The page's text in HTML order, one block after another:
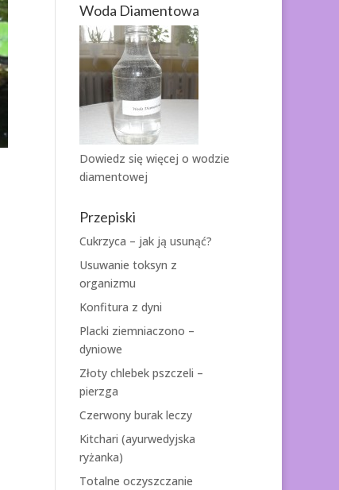
Woda Diamentowa
Dowiedz się więcej o wodzie
diamentowej
Przepiski
Cukrzyca – jak ją usunąć?
Usuwanie toksyn z
organizmu
Konfitura z dyni
Placki ziemniaczono –
dyniowe
Złoty chlebek pszczeli –
pierzga
Czerwony burak leczy
Kitchari (ayurwedyjska
ryżanka)
Totalne oczyszczanie